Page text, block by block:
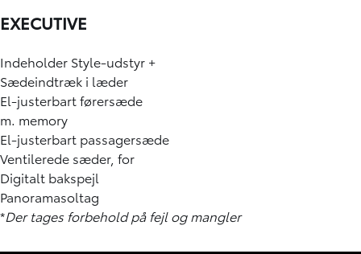
EXECUTIVE
Indeholder Style-udstyr +
Sædeindtræk i læder
El-justerbart førersæde
m. memory
El-justerbart passagersæde
Ventilerede sæder, for
Digitalt bakspejl
Panoramasoltag
*Der tages forbehold på fejl og mangler